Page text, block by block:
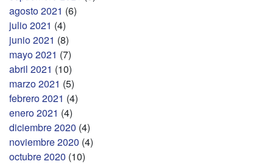
agosto 2021 (6)
julio 2021 (4)
junio 2021 (8)
mayo 2021 (7)
abril 2021 (10)
marzo 2021 (5)
febrero 2021 (4)
enero 2021 (4)
diciembre 2020 (4)
noviembre 2020 (4)
octubre 2020 (10)